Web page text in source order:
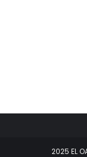
2025 EL